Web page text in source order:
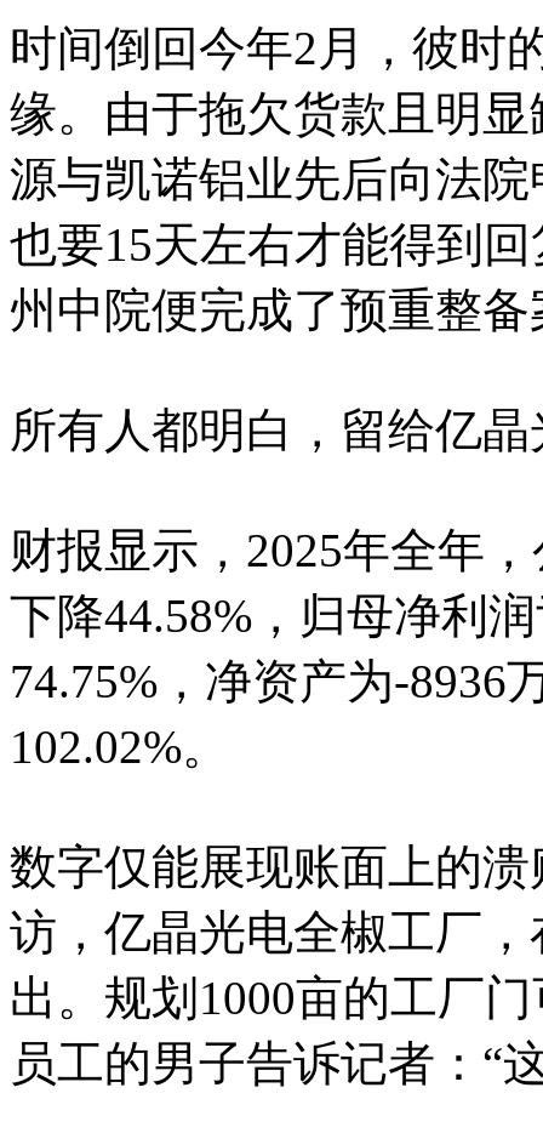
时间倒回今年2月，彼时
缘。由于拖欠货款且明
源与凯诺铝业先后向法
也要15天左右才能得到
州中院便完成了预重整备
所有人都明白，留给亿
财报显示，2025年全年
下降44.58%，归母净利
74.75%，净资产为-8936
102.02%。
数字仅能展现账面上的
访，亿晶光电全椒工厂
出。规划1000亩的工厂
员工的男子告诉记者：“